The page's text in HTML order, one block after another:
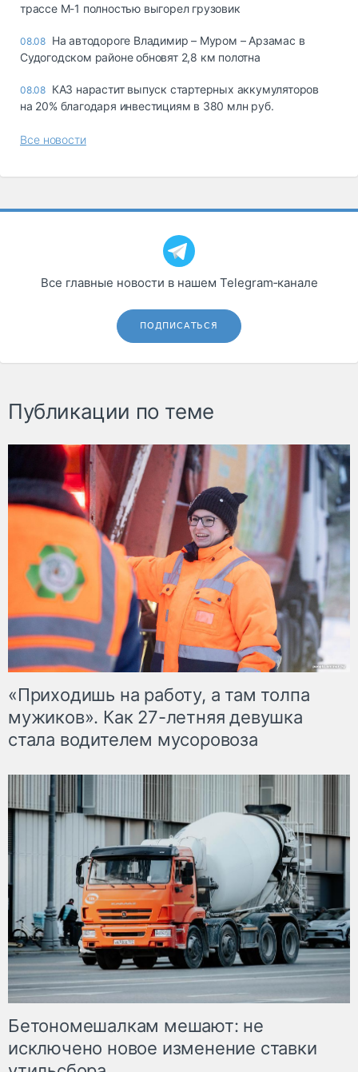
трассе М-1 полностью выгорел грузовик
08.08 На автодороге Владимир – Муром – Арзамас в
Судогодском районе обновят 2,8 км полотна
08.08 КАЗ нарастит выпуск стартерных аккумуляторов
на 20% благодаря инвестициям в 380 млн руб.
Все новости
Все главные новости в нашем Telegram‑канале
ПОДПИСАТЬСЯ
Публикации по теме
«Приходишь на работу, а там толпа
мужиков». Как 27-летняя девушка
стала водителем мусоровоза
Бетономешалкам мешают: не
исключено новое изменение ставки